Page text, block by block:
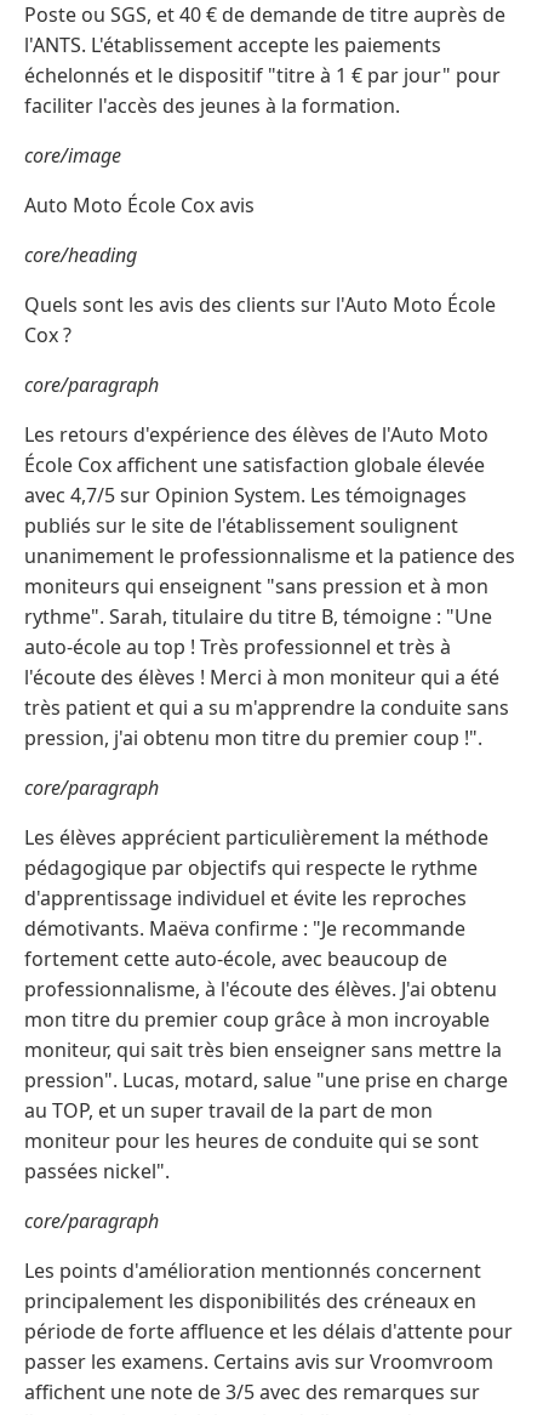
Poste ou SGS, et 40 € de demande de titre auprès de
l'ANTS. L'établissement accepte les paiements
échelonnés et le dispositif "titre à 1 € par jour" pour
faciliter l'accès des jeunes à la formation.
core/image
Auto Moto École Cox avis
core/heading
Quels sont les avis des clients sur l'Auto Moto École
Cox ?
core/paragraph
Les retours d'expérience des élèves de l'Auto Moto
École Cox affichent une satisfaction globale élevée
avec 4,7/5 sur Opinion System. Les témoignages
publiés sur le site de l'établissement soulignent
unanimement le professionnalisme et la patience des
moniteurs qui enseignent "sans pression et à mon
rythme". Sarah, titulaire du titre B, témoigne : "Une
auto-école au top ! Très professionnel et très à
l'écoute des élèves ! Merci à mon moniteur qui a été
très patient et qui a su m'apprendre la conduite sans
pression, j'ai obtenu mon titre du premier coup !".
core/paragraph
Les élèves apprécient particulièrement la méthode
pédagogique par objectifs qui respecte le rythme
d'apprentissage individuel et évite les reproches
démotivants. Maëva confirme : "Je recommande
fortement cette auto-école, avec beaucoup de
professionnalisme, à l'écoute des élèves. J'ai obtenu
mon titre du premier coup grâce à mon incroyable
moniteur, qui sait très bien enseigner sans mettre la
pression". Lucas, motard, salue "une prise en charge
au TOP, et un super travail de la part de mon
moniteur pour les heures de conduite qui se sont
passées nickel".
core/paragraph
Les points d'amélioration mentionnés concernent
principalement les disponibilités des créneaux en
période de forte affluence et les délais d'attente pour
passer les examens. Certains avis sur Vroomvroom
affichent une note de 3/5 avec des remarques sur